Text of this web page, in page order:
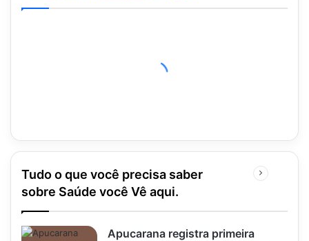
Tudo o que você precisa saber
sobre Saúde você Vê aqui.
Próxima
Apucarana registra primeira